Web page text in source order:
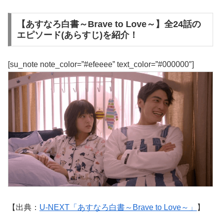
【あすなろ白書～Brave to Love～】全24話の
エピソード(あらすじ)を紹介！
[su_note note_color=”#efeeee” text_color=”#000000″]
【出典： U-NEXT「あすなろ白書～Brave to Love～」 】